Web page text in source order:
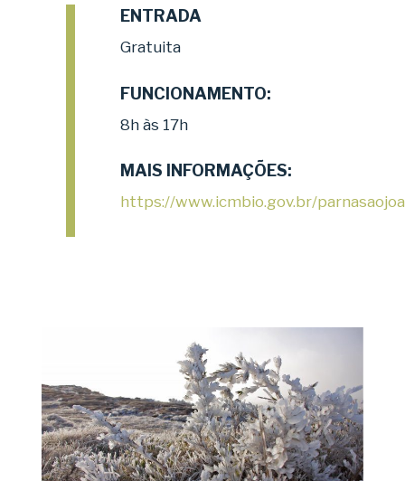
ENTRADA
Gratuita
FUNCIONAMENTO:
8h às 17h
MAIS INFORMAÇÕES:
https://www.icmbio.gov.br/